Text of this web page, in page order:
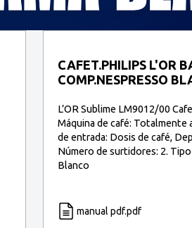
CAFET.PHILIPS L'OR
COMP.NESPRESSO
L’OR Sublime LM9012/00
Máquina de café: Totalmente
de entrada: Dosis de café,
Número de surtidores: 2.
Blanco
manual pdf.pdf